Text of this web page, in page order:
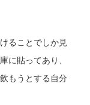
ることでしか見
に貼ってあり、
もうとする自分